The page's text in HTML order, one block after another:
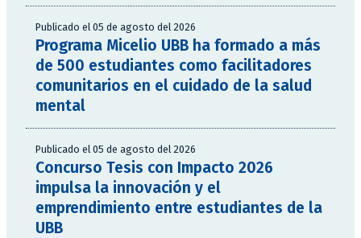
Publicado el 05 de agosto del 2026
Programa Micelio UBB ha formado a más
de 500 estudiantes como facilitadores
comunitarios en el cuidado de la salud
mental
Publicado el 05 de agosto del 2026
Concurso Tesis con Impacto 2026
impulsa la innovación y el
emprendimiento entre estudiantes de la
UBB